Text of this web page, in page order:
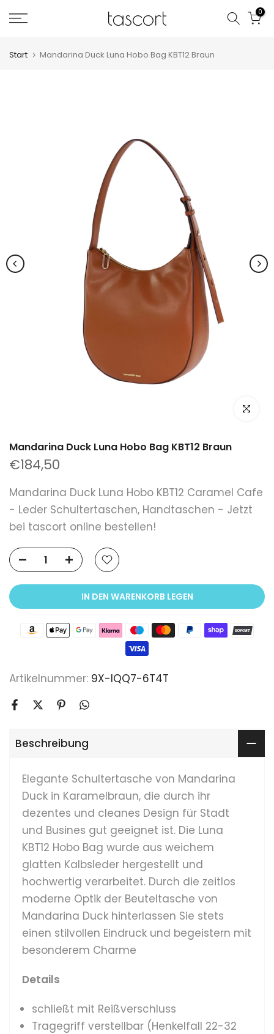
Zum
springen
0
Start Mandarina Duck Luna Hobo Bag KBT12 Braun
klicken
Mandarina Duck Luna Hobo Bag KBT12 Braun
€184,50
Mandarina Duck Luna Hobo KBT12 Caramel Cafe
- Leder Schultertaschen, Handtaschen - Jetzt
bei tascort online bestellen!
IN DEN WARENKORB LEGEN
Artikelnummer: 9X-IQQ7-6T4T
Beschreibung
Elegante Schultertasche von Mandarina
Duck in Karamelbraun, die durch ihr
dezentes und cleanes Design für Stadt
und Busines gut geeignet ist. Die Luna
KBT12 Hobo Bag wurde aus weichem
glatten Kalbsleder hergestellt und
hochwertig verarbeitet. Durch die zeitlos
moderne Optik der Beuteltasche von
Mandarina Duck hinterlassen Sie stets
einen stilvollen Eindruck und begeistern mit
besonderem Charme
Details
schließt mit Reißverschluss
Tragegriff verstellbar (Henkelfall 22-32